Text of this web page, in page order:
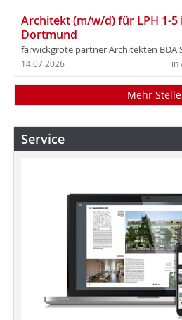
Architekt (m/w/d) für LPH 1-5
Dortmund
farwickgrote partner Architekten BDA
in
14.07.2026
Mehr
Service